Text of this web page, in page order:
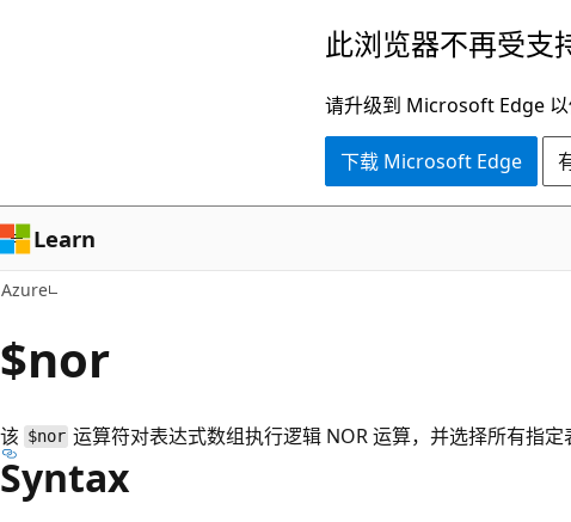
容
此浏览器不再受支
请升级到 Microsoft Edge 以
下载 Microsoft Edge
Learn
Azure
$nor
该 $nor 运算符对表达式数组执行逻辑 NOR 运算，并选择所有指定
Syntax